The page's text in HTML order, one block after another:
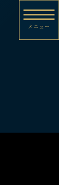
メニュー